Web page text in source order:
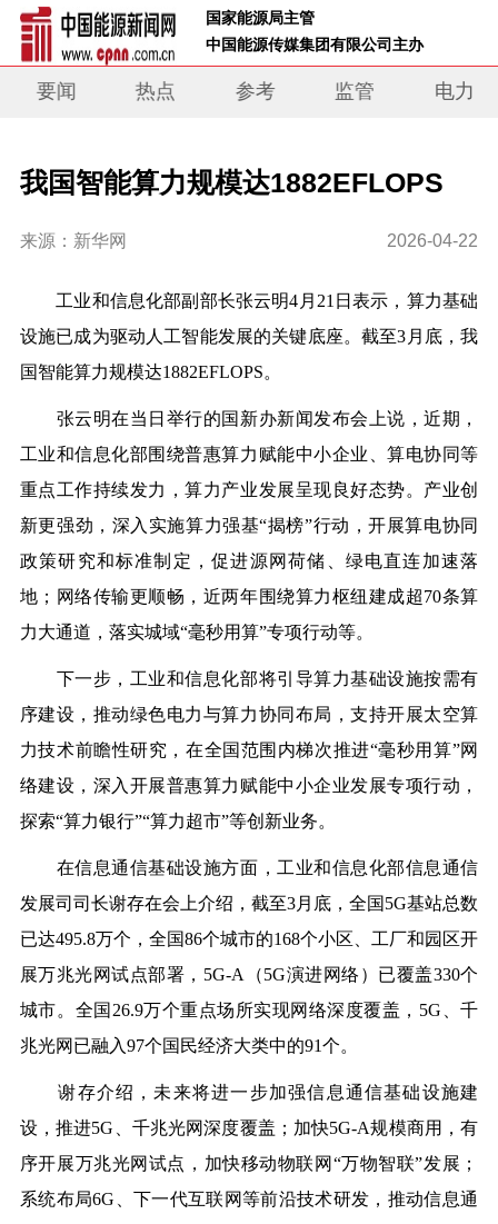
国家能源局主管
中国能源传媒集团有限公司主办
要闻 热点 参考 监管 电力
我国智能算力规模达1882EFLOPS
来源：新华网 2026-04-22
工业和信息化部副部长张云明4月21日表示，算力基础
设施已成为驱动人工智能发展的关键底座。截至3月底，我
国智能算力规模达1882EFLOPS。
张云明在当日举行的国新办新闻发布会上说，近期，
工业和信息化部围绕普惠算力赋能中小企业、算电协同等
重点工作持续发力，算力产业发展呈现良好态势。产业创
新更强劲，深入实施算力强基“揭榜”行动，开展算电协同
政策研究和标准制定，促进源网荷储、绿电直连加速落
地；网络传输更顺畅，近两年围绕算力枢纽建成超70条算
力大通道，落实城域“毫秒用算”专项行动等。
下一步，工业和信息化部将引导算力基础设施按需有
序建设，推动绿色电力与算力协同布局，支持开展太空算
力技术前瞻性研究，在全国范围内梯次推进“毫秒用算”网
络建设，深入开展普惠算力赋能中小企业发展专项行动，
探索“算力银行”“算力超市”等创新业务。
在信息通信基础设施方面，工业和信息化部信息通信
发展司司长谢存在会上介绍，截至3月底，全国5G基站总数
已达495.8万个，全国86个城市的168个小区、工厂和园区开
展万兆光网试点部署，5G-A（5G演进网络）已覆盖330个
城市。全国26.9万个重点场所实现网络深度覆盖，5G、千
兆光网已融入97个国民经济大类中的91个。
谢存介绍，未来将进一步加强信息通信基础设施建
设，推进5G、千兆光网深度覆盖；加快5G-A规模商用，有
序开展万兆光网试点，加快移动物联网“万物智联”发展；
系统布局6G、下一代互联网等前沿技术研发，推动信息通